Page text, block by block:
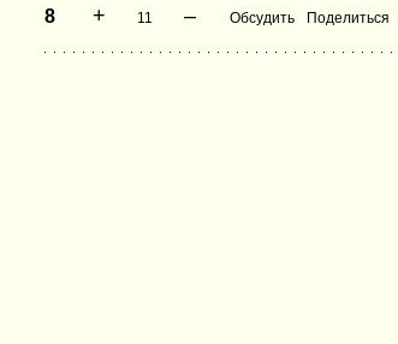
8
+ 11 – Обсудить Поделиться